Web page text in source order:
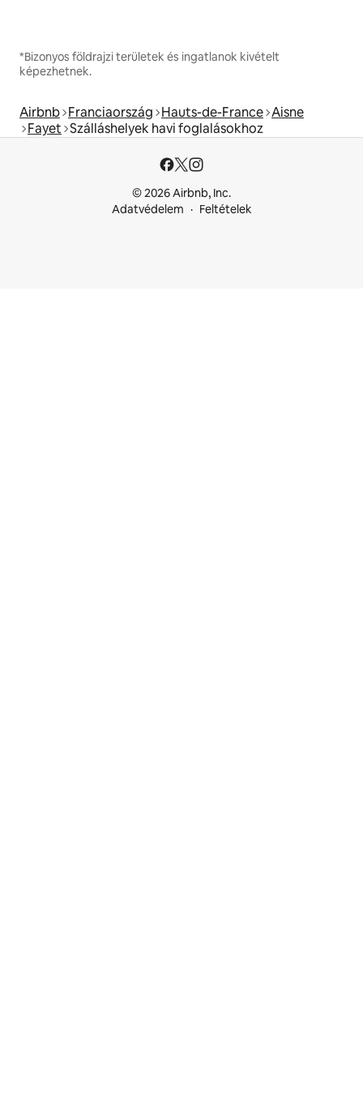
*Bizonyos földrajzi területek és ingatlanok kivételt
képezhetnek.
Airbnb Franciaország Hauts-de-France Aisne
Fayet Szálláshelyek havi foglalásokhoz
© 2026 Airbnb, Inc.
Adatvédelem
Feltételek